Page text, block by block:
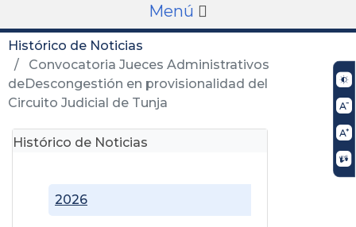
Menú
Histórico de Noticias
Convocatoria Jueces Administrativos
deDescongestión en provisionalidad del
Circuito Judicial de Tunja
Histórico de Noticias
2026